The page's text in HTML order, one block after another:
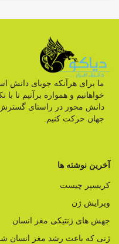
ما برای هرآنکه جویای دانش
خواهانیم و همواره برآنیم تا
دانش محور در راستای
جهان حرکت کنیم.
آخرین نوشته ها
کریسپر چیست
ویرایش ژن
جهش های ژنتیکی مغز انسان
ژنی که باعث رشد مغز انسان